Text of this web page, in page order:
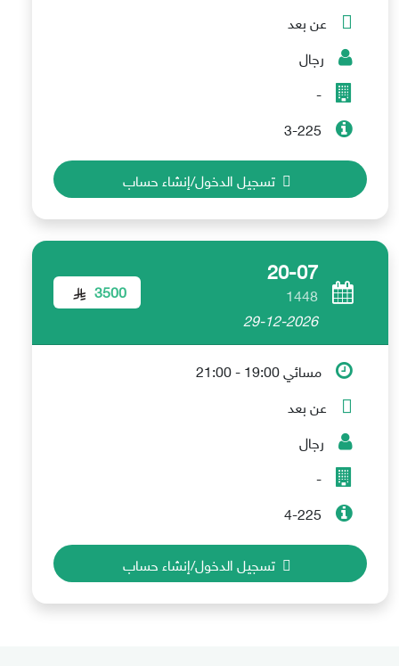
عن بعد
رجال
-
3-225
تسجيل الدخول/إنشاء حساب
20-07
1448
29-12-2026
3500
مسائي 19:00 - 21:00
عن بعد
رجال
-
4-225
تسجيل الدخول/إنشاء حساب